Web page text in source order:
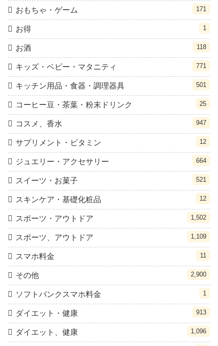
おもちゃ・ゲーム 171
お得 1
お酒 118
キッズ・ベビー・マタニティ 771
キッチン用品・食器・調理器具 501
コーヒー豆・茶葉・粉末ドリンク 25
コスメ、香水 947
サプリメント・ビタミン 12
ジュエリー・アクセサリー 664
スイーツ・お菓子 521
スキンケア・基礎化粧品 12
スポーツ・アウトドア 1,502
スポーツ、アウトドア 1,109
スマホ料金 11
その他 2,900
ソフトバンクスマホ料金 1
ダイエット・健康 913
ダイエット、健康 1,096